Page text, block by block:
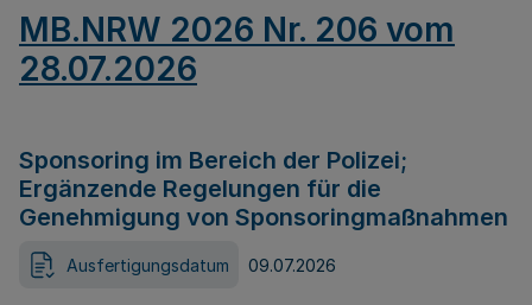
MB.NRW 2026 Nr. 206 vom
28.07.2026
Sponsoring im Bereich der Polizei;
Ergänzende Regelungen für die
Genehmigung von Sponsoringmaßnahmen
Ausfertigungsdatum 09.07.2026